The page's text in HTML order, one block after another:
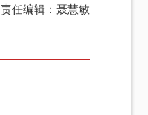
责任编辑：聂慧敏